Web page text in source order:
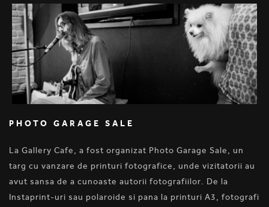
PHOTO GARAGE SALE
La Gallery Cafe, a fost organizat Photo Garage Sale, un
targ cu vanzare de printuri fotografice, unde vizitatorii au
avut sansa de a cunoaste autorii fotografiilor. De la
Instaprint-uri sau polaroide si pana la printuri A3, fotografi